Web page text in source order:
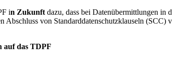
in Zukunft dazu, dass bei Datenübermittlungen in
Abschluss von Standarddatenschutzklauseln
auf das TDPF